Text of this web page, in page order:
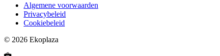
Algemene voorwaarden
Privacybeleid
Cookiebeleid
© 2026 Ekoplaza